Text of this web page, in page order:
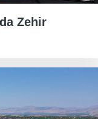
Zehir